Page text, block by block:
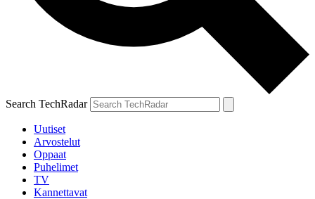
Search TechRadar
Uutiset
Arvostelut
Oppaat
Puhelimet
TV
Kannettavat